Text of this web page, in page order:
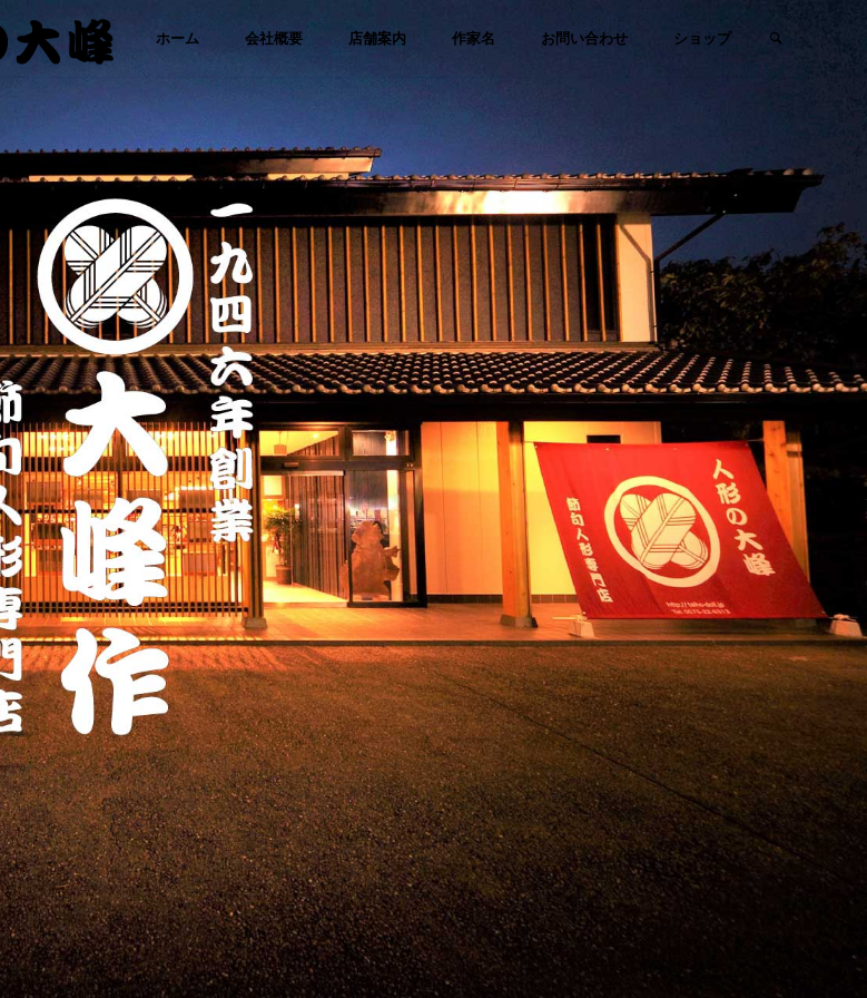
わた
の大
峰｜
ひな
人
形・
五月
人形
専門
店」
コ
テ
ン
ツ
に
ス
キ
ッ
プ
す
る
ホーム 会社概要 店舗案内 作家名 お問い合わせ ショップ